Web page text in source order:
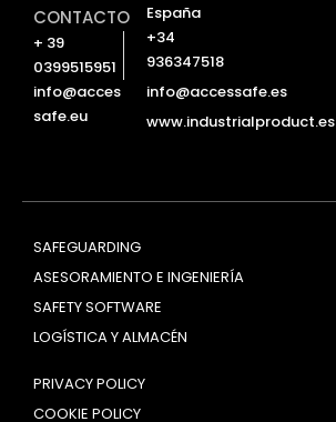
CONTACTO
+ 39
0399515951
info@acces
safe.eu
España
+34
936347518
info@accessafe.es
www.industrialproduct.es
SAFEGUARDING
ASESORAMIENTO E INGENIERÍA
SAFETY SOFTWARE
LOGÍSTICA Y ALMACÉN
PRIVACY POLICY
COOKIE POLICY